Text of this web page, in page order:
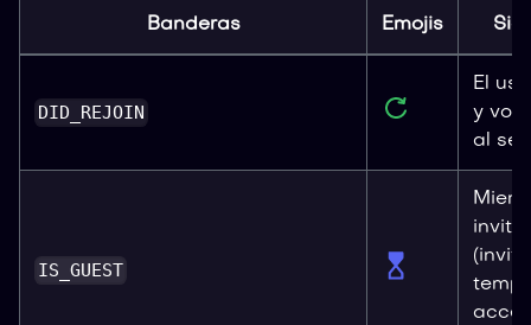
Banderas Emojis
DID_REJOIN
El
y
al
IS_GUEST